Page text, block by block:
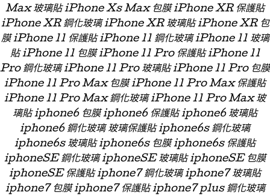
Max 玻璃貼 iPhone Xs Max 包膜 iPhone XR 保護貼
iPhone XR 鋼化玻璃 iPhone XR 玻璃貼 iPhone XR 包
膜 iPhone 11 保護貼 iPhone 11 鋼化玻璃 iPhone 11 玻璃
貼 iPhone 11 包膜 iPhone 11 Pro 保護貼 iPhone 11
Pro 鋼化玻璃 iPhone 11 Pro 玻璃貼 iPhone 11 Pro 包膜
iPhone 11 Pro Max 包膜 iPhone 11 Pro Max 保護貼
iPhone 11 Pro Max 鋼化玻璃 iPhone 11 Pro Max 玻
璃貼 iphone6 包膜 iphone6 保護貼 iphone6 玻璃貼
iphone6 鋼化玻璃 玻璃保護貼 iphone6s 鋼化玻璃
iphone6s 玻璃貼 iphone6s 包膜 iphone6s 保護貼
iphoneSE 鋼化玻璃 iphoneSE 玻璃貼 iphoneSE 包膜
iphoneSE 保護貼 iphone7 鋼化玻璃 iphone7 玻璃貼
iphone7 包膜 iphone7 保護貼 iphone7 plus 鋼化玻璃